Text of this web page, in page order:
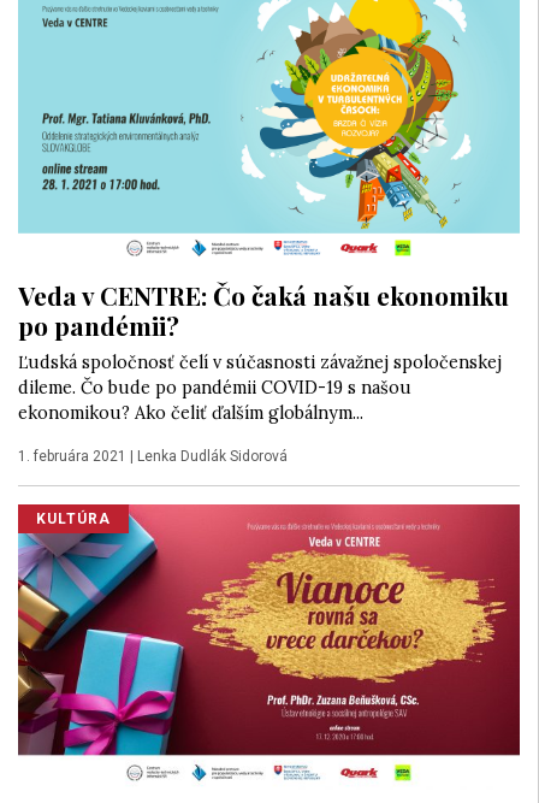
Veda v CENTRE: Čo čaká našu ekonomiku
po pandémii?
Ľudská spoločnosť čelí v súčasnosti závažnej spoločenskej
dileme. Čo bude po pandémii COVID-19 s našou
ekonomikou? Ako čeliť ďalším globálnym...
1. februára 2021 Lenka Dudlák Sidorová
KULTÚRA